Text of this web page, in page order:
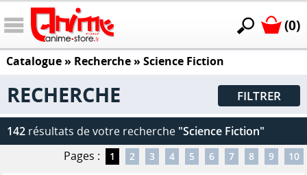
(0)
Catalogue» Recherche » Science Fiction
RECHERCHE FILTRER
142 résultats de votre recherche "Science Fiction"
Pages :
1 2 3 4 5 6 7 8 9 10